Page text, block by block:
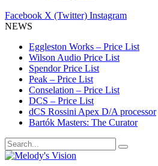
Facebook X (Twitter) Instagram
NEWS
Eggleston Works – Price List
Wilson Audio Price List
Spendor Price List
Peak – Price List
Conselation – Price List
DCS – Price List
dCS Rossini Apex D/A processor
Bartók Masters: The Curator